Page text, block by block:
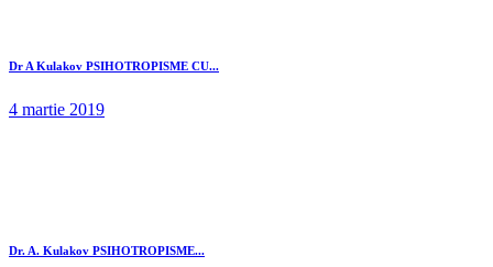
Dr A Kulakov PSIHOTROPISME CU...
4 martie 2019
Dr. A. Kulakov PSIHOTROPISME...